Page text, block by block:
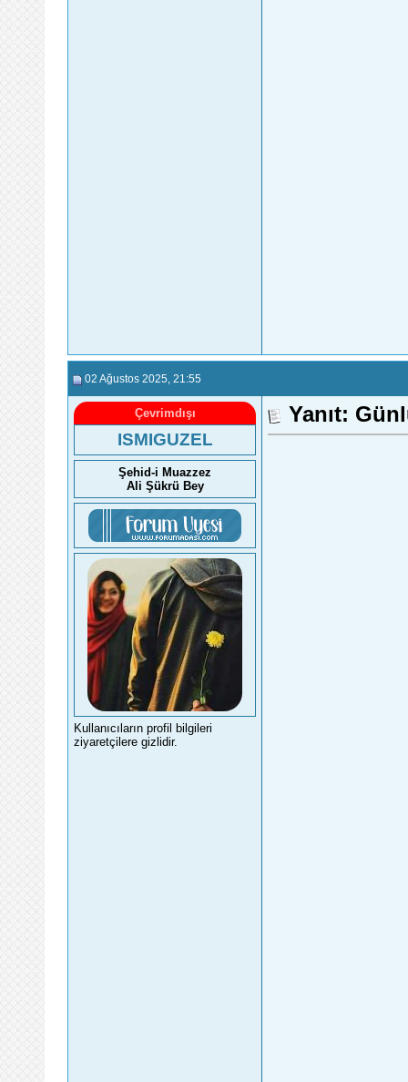
02 Ağustos 2025 , 21:55
Çevrimdışı
ISMIGUZEL
Şehid-i Muazzez
Ali Şükrü Bey
Kullanıcıların profil bilgileri
ziyaretçilere gizlidir.
Yanıt: